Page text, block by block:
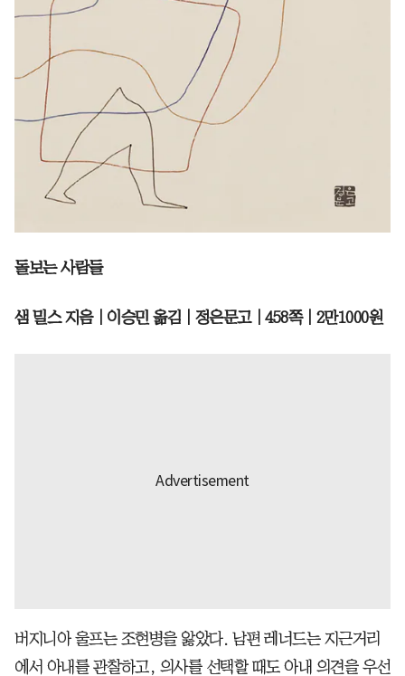
돌보는 사람들
샘 밀스 지음｜이승민 옮김｜정은문고｜458쪽｜2만1000원
버지니아 울프는 조현병을 앓았다. 남편 레너드는 지근거리
에서 아내를 관찰하고, 의사를 선택할 때도 아내 의견을 우선